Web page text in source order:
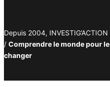
Depuis 2004, INVESTIG’ACTION
/ Comprendre le monde pour le
changer